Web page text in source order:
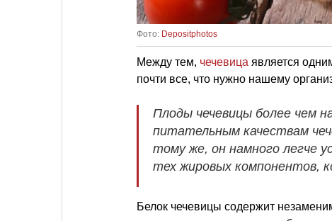
Фото: Depositphotos
Между тем, чечевица является
почти все, что нужно нашему
Плоды чечевицы более чем
питательным качествам
тому же, он намного легче
тех жировых компонентов,
Белок чечевицы содержит